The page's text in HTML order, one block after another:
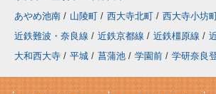
あやめ池南 / 山陵町 / 西大寺北町 / 西大寺小坊
近鉄難波・奈良線 / 近鉄京都線 / 近鉄橿原線 /
大和西大寺 / 平城 / 菖蒲池 / 学園前 / 学研奈良